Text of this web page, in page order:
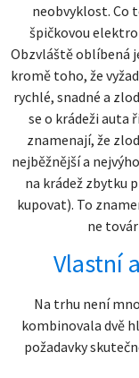
neobvyklost. Co
špičkovou
Obzvláště oblíbená
kromě toho, že
rychlé, snadné a
se o krádeži auta
znamenají, že
nejběžnější a
na krádež zbytku
kupovat). To
ne
Vlastní
Na trhu není
kombinovala dvě
požadavky